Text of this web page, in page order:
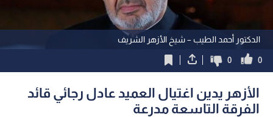
الدكتور أحمد الطيب – شيخ الأزهر الشريف
0
0
الأزهر يدين اغتيال العميد عادل رجائي قائد
الفرقة التاسعة مدرعة